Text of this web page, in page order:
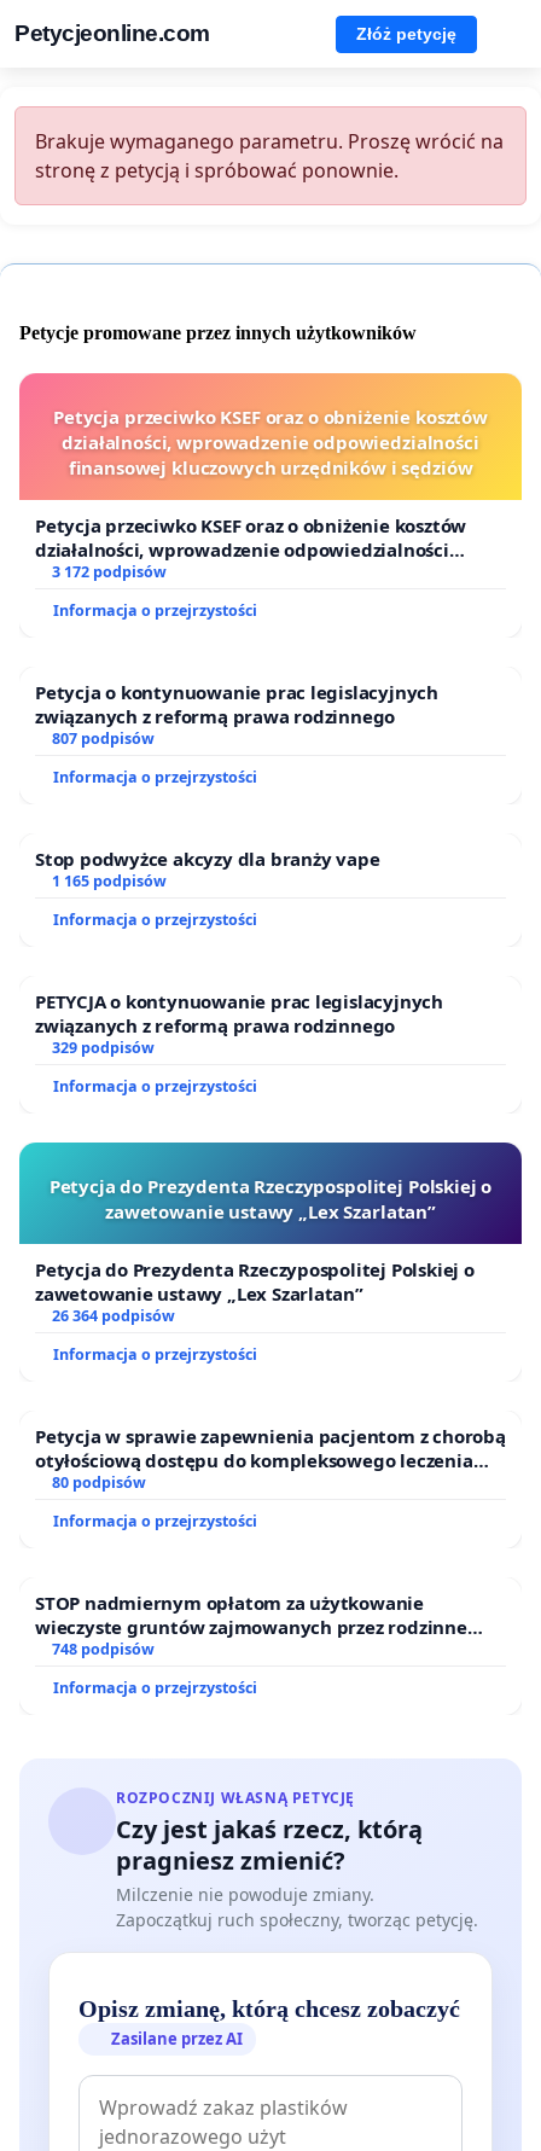
Petycjeonline.com Złóż petycję
Brakuje wymaganego parametru. Proszę wrócić na
stronę z petycją i spróbować ponownie.
Petycje promowane przez innych użytkowników
Petycja przeciwko KSEF oraz o obniżenie kosztów
działalności, wprowadzenie odpowiedzialności
finansowej kluczowych urzędników i sędziów
Petycja przeciwko KSEF oraz o obniżenie kosztów
działalności, wprowadzenie odpowiedzialności
finansowej kluczowych urzędników i sędziów
3 172 podpisów
Informacja o przejrzystości
Petycja o kontynuowanie prac legislacyjnych
związanych z reformą prawa rodzinnego
807 podpisów
Informacja o przejrzystości
Stop podwyżce akcyzy dla branży vape
1 165 podpisów
Informacja o przejrzystości
PETYCJA o kontynuowanie prac legislacyjnych
związanych z reformą prawa rodzinnego
329 podpisów
Informacja o przejrzystości
Petycja do Prezydenta Rzeczypospolitej Polskiej o
zawetowanie ustawy „Lex Szarlatan”
Petycja do Prezydenta Rzeczypospolitej Polskiej o
zawetowanie ustawy „Lex Szarlatan”
26 364 podpisów
Informacja o przejrzystości
Petycja w sprawie zapewnienia pacjentom z chorobą
otyłościową dostępu do kompleksowego leczenia
oraz programów profilaktycznych.
80 podpisów
Informacja o przejrzystości
STOP nadmiernym opłatom za użytkowanie
wieczyste gruntów zajmowanych przez rodzinne
ogrody działkowe.
748 podpisów
Informacja o przejrzystości
ROZPOCZNIJ WŁASNĄ PETYCJĘ
Czy jest jakaś rzecz, którą
pragniesz zmienić?
Milczenie nie powoduje zmiany.
Zapoczątkuj ruch społeczny, tworząc petycję.
Opisz zmianę, którą chcesz zobaczyć
Zasilane przez AI